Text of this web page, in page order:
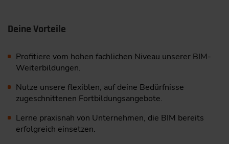
Deine Vorteile
Profitiere vom hohen fachlichen Niveau unserer BIM-
Weiterbildungen.
Nutze unsere flexiblen, auf deine Bedürfnisse
zugeschnittenen Fortbildungsangebote.
Lerne praxisnah von Unternehmen, die BIM bereits
erfolgreich einsetzen.